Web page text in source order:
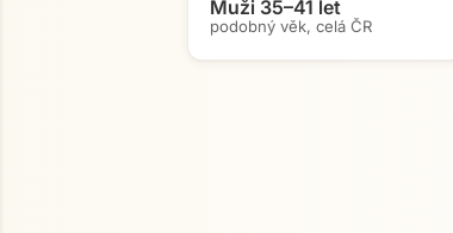
Muži 35–41 let
podobný věk, celá ČR